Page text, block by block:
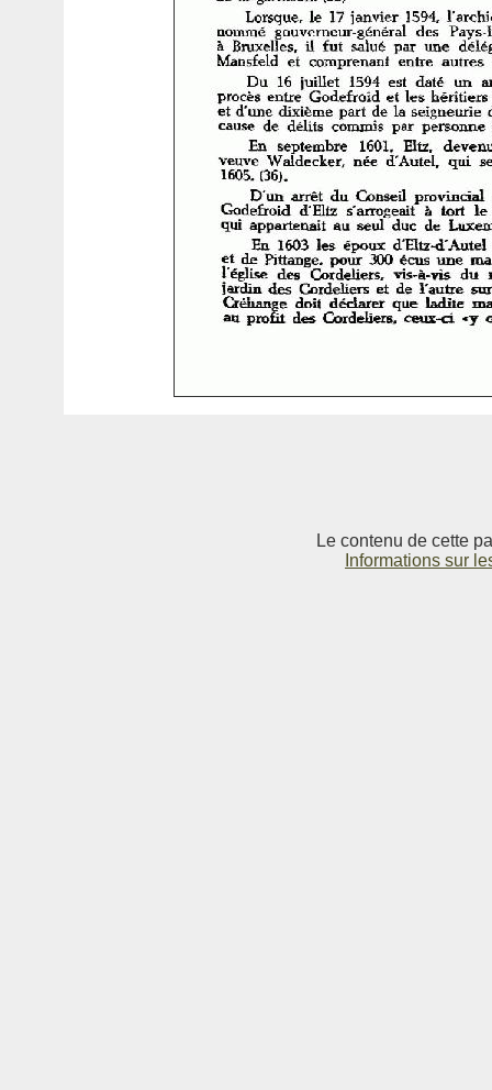
Le contenu de cette
Informations sur